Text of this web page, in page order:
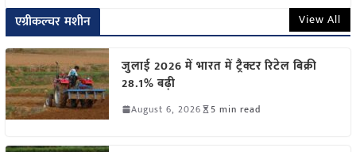
एग्रीकल्चर मशीन View All
जुलाई 2026 में भारत में ट्रैक्टर रिटेल बिक्री
28.1% बढ़ी
August 6, 2026 5 min read